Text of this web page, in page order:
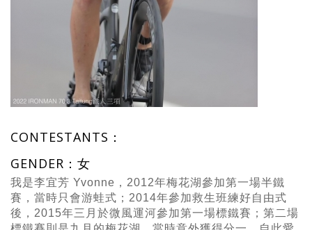
CONTESTANTS：
GENDER：女
我是李宜芳 Yvonne， 2012年梅花湖參加第一場半鐵
賽，當時只會游蛙式； 2014年參加救生班練好自由式
後， 2015年三月於微風運河參加第一場標鐵賽；第二場